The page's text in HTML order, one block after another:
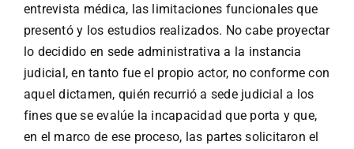
entrevista médica, las limitaciones funcionales que
presentó y los estudios realizados. No cabe proyectar
lo decidido en sede administrativa a la instancia
judicial, en tanto fue el propio actor, no conforme con
aquel dictamen, quién recurrió a sede judicial a los
fines que se evalúe la incapacidad que porta y que,
en el marco de ese proceso, las partes solicitaron el